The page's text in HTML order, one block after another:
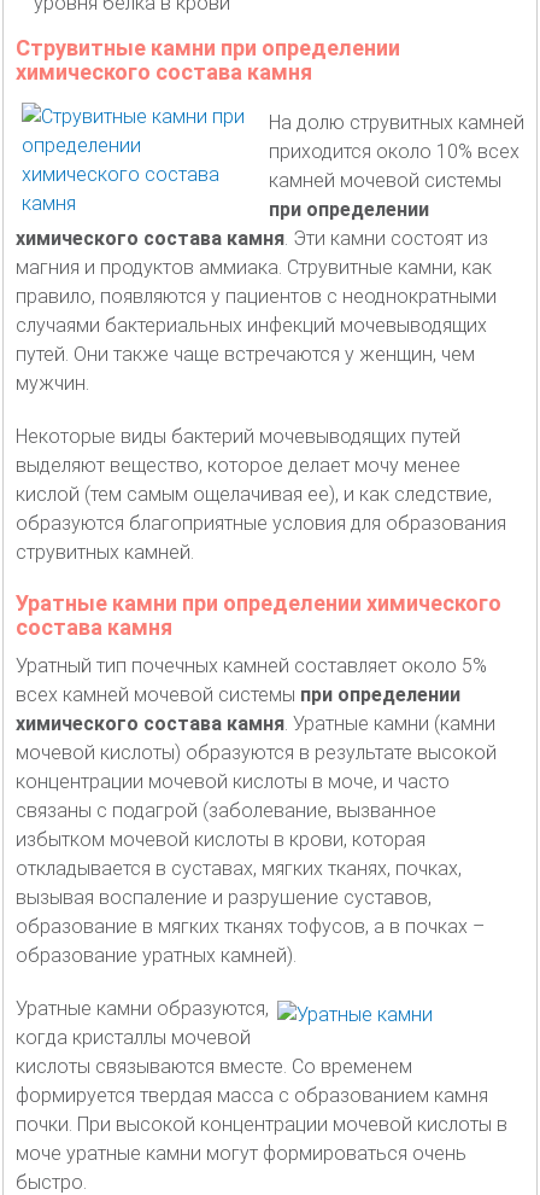
Струвитные камни при определении
химического состава камня
На долю струвитных камней
приходится около 10% всех
камней мочевой системы
при определении
химического состава камня. Эти камни состоят из
магния и продуктов аммиака. Струвитные камни, как
правило, появляются у пациентов с неоднократными
случаями бактериальных инфекций мочевыводящих
путей. Они также чаще встречаются у женщин, чем
мужчин.
Некоторые виды бактерий мочевыводящих путей
выделяют вещество, которое делает мочу менее
кислой (тем самым ощелачивая ее), и как следствие,
образуются благоприятные условия для образования
струвитных камней.
Уратные камни при определении химического
состава камня
Уратный тип почечных камней составляет около 5%
всех камней мочевой системы при определении
химического состава камня. Уратные камни (камни
мочевой кислоты) образуются в результате высокой
концентрации мочевой кислоты в моче, и часто
связаны с подагрой (заболевание, вызванное
избытком мочевой кислоты в крови, которая
откладывается в суставах, мягких тканях, почках,
вызывая воспаление и разрушение суставов,
образование в мягких тканях тофусов, а в почках –
образование уратных камней).
Уратные камни образуются,
когда кристаллы мочевой
кислоты связываются вместе. Со временем
формируется твердая масса с образованием камня
почки. При высокой концентрации мочевой кислоты в
моче уратные камни могут формироваться очень
быстро.